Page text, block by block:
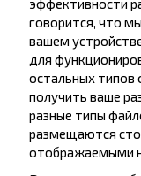
говорится, что
вашем
для
остальных типов
получить ваше
разные типы
размещаются
отображаемыми